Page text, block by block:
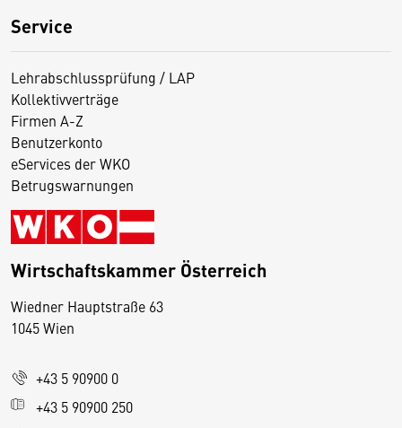
Service
Lehrabschlussprüfung / LAP
Kollektivverträge
Firmen A-Z
Benutzerkonto
eServices der WKO
Betrugswarnungen
Wirtschaftskammer Österreich
Wiedner Hauptstraße 63
1045 Wien
+43 5 90900 0
+43 5 90900 250
D
s
e